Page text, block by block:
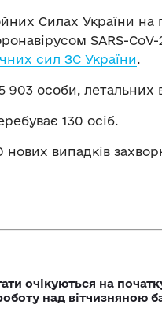
Силах України на
SARS-
сил ЗС України.
903 особи, летальних
130 осіб.
випадків
очікуються на
над вітчизняною